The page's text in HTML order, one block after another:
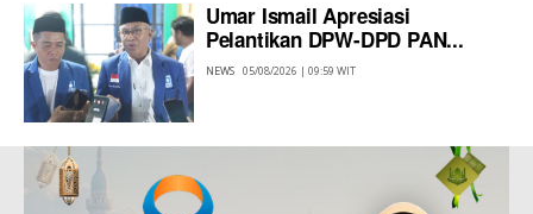
Umar Ismail Apresiasi
Pelantikan DPW-DPD PAN...
NEWS 05/08/2026 | 09:59 WIT